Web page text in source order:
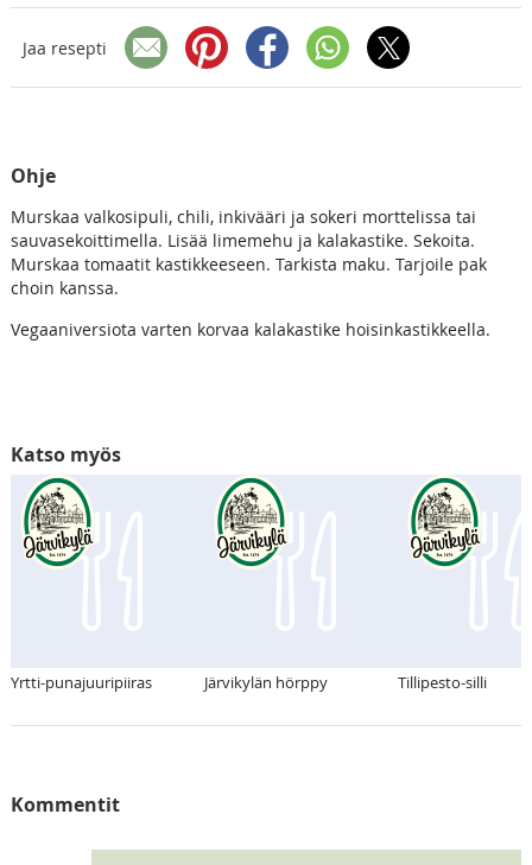
Jaa resepti
Ohje
Murskaa valkosipuli, chili, inkivääri ja sokeri morttelissa tai
sauvasekoittimella. Lisää limemehu ja kalakastike. Sekoita.
Murskaa tomaatit kastikkeeseen. Tarkista maku. Tarjoile pak
choin kanssa.
Vegaaniversiota varten korvaa kalakastike hoisinkastikkeella.
Katso myös
Yrtti-punajuuripiiras Järvikylän hörppy Tillipesto-silli
Kommentit